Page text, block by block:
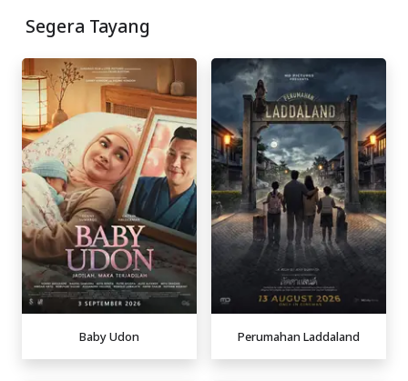
Segera Tayang
Baby Udon Perumahan Laddaland